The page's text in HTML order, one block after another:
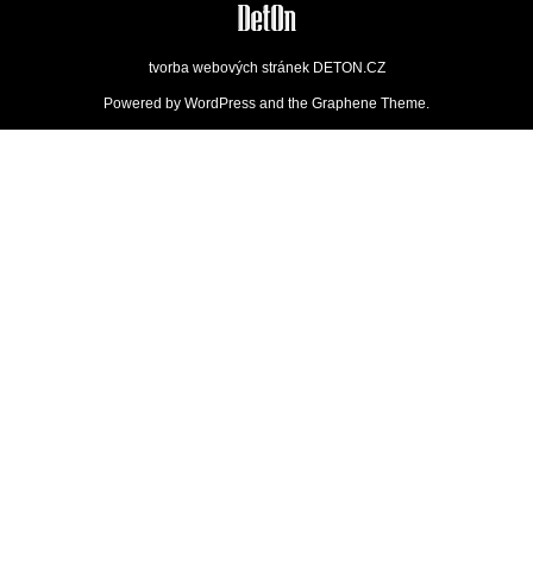
tvorba webových stránek DETON.CZ
Powered by WordPress and the Graphene Theme